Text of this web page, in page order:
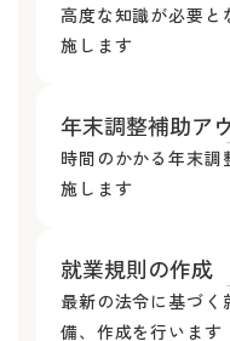
高度な知識が必要と
施します
年末調整補助ア
時間のかかる年末調
施します
就業規則の作成
最新の法令に基づく
備、作成を行います